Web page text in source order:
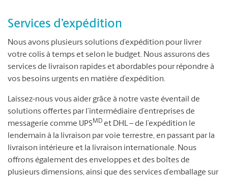
Services d’expédition
Nous avons plusieurs solutions d’expédition pour livrer
votre colis à temps et selon le budget. Nous assurons des
services de livraison rapides et abordables pour répondre à
vos besoins urgents en matière d’expédition.
Laissez-nous vous aider grâce à notre vaste éventail de
solutions offertes par l’intermédiaire d’entreprises de
messagerie comme UPSMD et DHL – de l’expédition le
lendemain à la livraison par voie terrestre, en passant par la
livraison intérieure et la livraison internationale. Nous
offrons également des enveloppes et des boîtes de
plusieurs dimensions, ainsi que des services d’emballage sur